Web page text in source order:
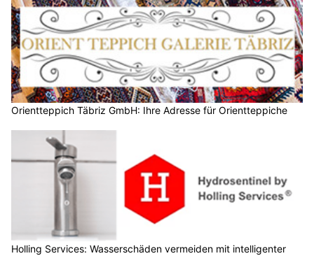
Orientteppich Täbriz GmbH: Ihre Adresse für Orientteppiche
Holling Services: Wasserschäden vermeiden mit intelligenter